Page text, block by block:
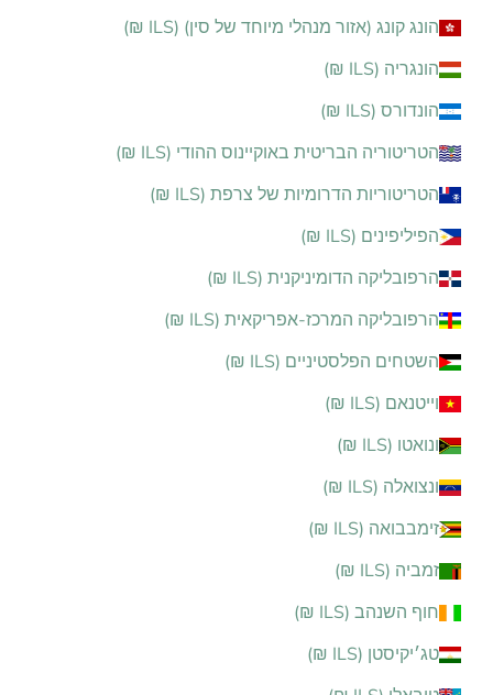
הונג קונג (אזור מנהלי מיוחד של סין) (ILS ₪)
הונגריה (ILS ₪)
הונדורס (ILS ₪)
הטריטוריה הבריטית באוקיינוס ההודי (ILS ₪)
הטריטוריות הדרומיות של צרפת (ILS ₪)
הפיליפינים (ILS ₪)
הרפובליקה הדומיניקנית (ILS ₪)
הרפובליקה המרכז-אפריקאית (ILS ₪)
השטחים הפלסטיניים (ILS ₪)
וייטנאם (ILS ₪)
ונואטו (ILS ₪)
ונצואלה (ILS ₪)
זימבבואה (ILS ₪)
זמביה (ILS ₪)
חוף השנהב (ILS ₪)
טג׳יקיסטן (ILS ₪)